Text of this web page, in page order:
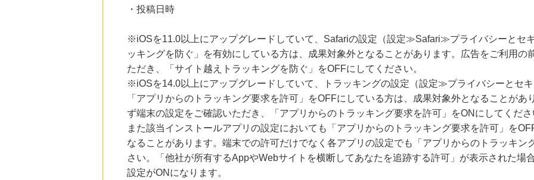
・投稿日時
※iOSを11.0以上にアップグレードしていて、Safariの設定（設定≫Safari≫プライバシーとセ
ッキングを防ぐ」を有効にしている方は、成果対象外となることがあります。広告をご利用の
ただき、「サイト越えトラッキングを防ぐ」をOFFにしてください。
※iOSを14.0以上にアップグレードしていて、トラッキングの設定（設定≫プライバシーとセ
「アプリからのトラッキング要求を許可」をOFFにしている方は、成果対象外となることがあ
ず端末の設定をご確認いただき、「アプリからのトラッキング要求を許可」をONにしてくだ
また該当インストールアプリの設定においても「アプリからのトラッキング要求を許可」を
なることがあります。端末での許可だけでなく各アプリの設定でも「アプリからのトラッキン
さい。「他社が所有するAppやWebサイトを横断してあなたを追跡する許可」が表示された場
設定がONになります。